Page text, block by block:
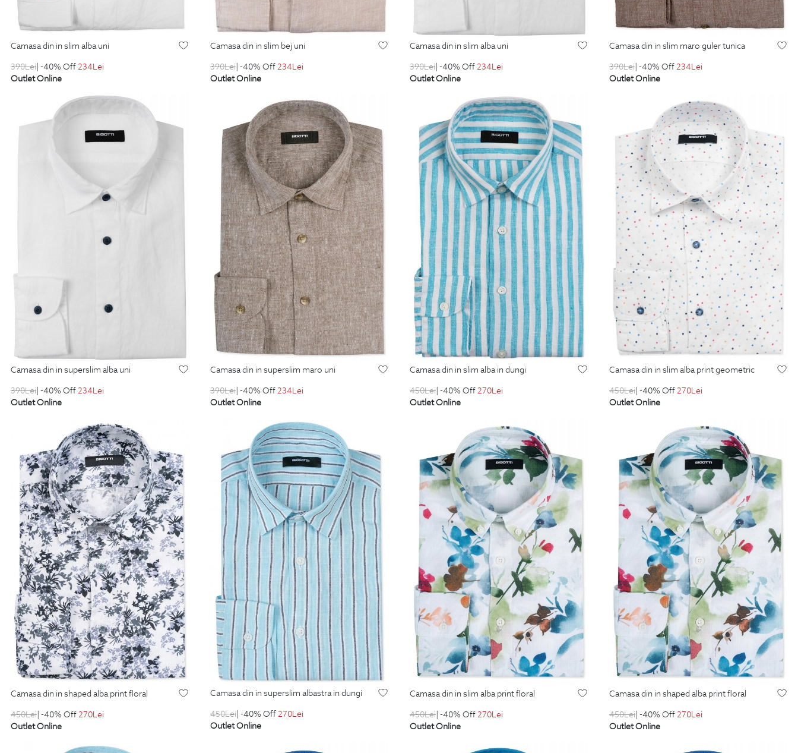
camasa din in slim alba uni
390Lei| -40% Off234Lei
Outlet Online
camasa din in slim bej uni
390Lei| -40% Off234Lei
Outlet Online
camasa din in slim alba uni
390Lei| -40% Off234Lei
Outlet Online
camasa din in slim maro guler tunica
390Lei| -40% Off234Lei
Outlet Online
camasa din in superslim alba uni
390Lei| -40% Off234Lei
Outlet Online
camasa din in superslim maro uni
390Lei| -40% Off234Lei
Outlet Online
camasa din in slim alba in dungi
450Lei| -40% Off270Lei
Outlet Online
camasa din in slim alba print geometric
450Lei| -40% Off270Lei
Outlet Online
camasa din in shaped alba print floral
450Lei| -40% Off270Lei
Outlet Online
camasa din in superslim albastra in dungi
450Lei| -40% Off270Lei
Outlet Online
camasa din in slim alba print floral
450Lei| -40% Off270Lei
Outlet Online
camasa din in shaped alba print floral
450Lei| -40% Off270Lei
Outlet Online